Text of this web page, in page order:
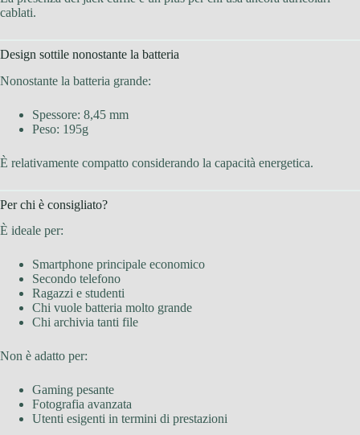
cablati.
Design sottile nonostante la batteria
Nonostante la batteria grande:
Spessore: 8,45 mm
Peso: 195g
È relativamente compatto considerando la capacità energetica.
Per chi è consigliato?
È ideale per:
Smartphone principale economico
Secondo telefono
Ragazzi e studenti
Chi vuole batteria molto grande
Chi archivia tanti file
Non è adatto per:
Gaming pesante
Fotografia avanzata
Utenti esigenti in termini di prestazioni